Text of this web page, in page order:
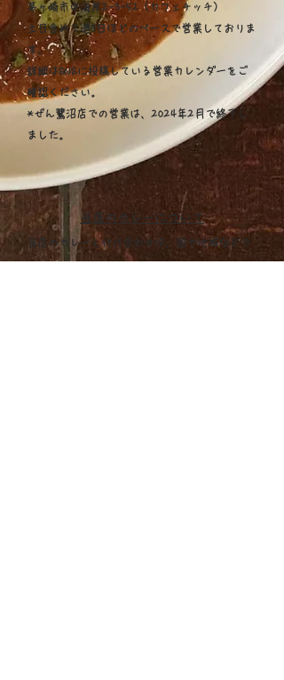
茅ヶ崎市中海岸2-3-52（カフェチッチ）
土日含めて週5日ほどのペースで営業しておりま
す。
詳細はSNSに投稿している営業カレンダーをご
確認ください。
*ぜん鷺沼店での営業は、2024年2月で終了し
ました。
当店のカレーについて
当店のカレーと付け合わせは、国や地域などで